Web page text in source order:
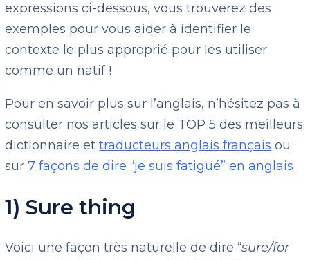
expressions ci-dessous, vous trouverez des
exemples pour vous aider à identifier le
contexte le plus approprié pour les utiliser
comme un natif !
Pour en savoir plus sur l’anglais, n’hésitez pas à
consulter nos articles sur le TOP 5 des meilleurs
dictionnaire ettraducteurs anglais français ou
sur 7 façons de dire “je suis fatigué” en anglais
1) Sure thing
Voici une façon très naturelle de dire “sure/for